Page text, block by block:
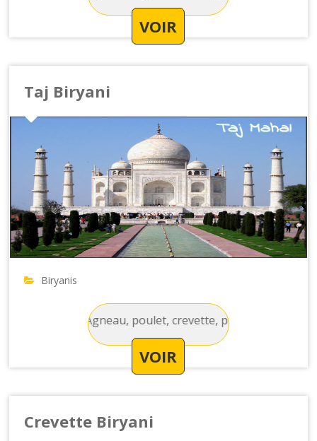
VOIR
Taj Biryani
Biryanis
- Agneau, poulet, crevette, poisson avec du riz, des
VOIR
Crevette Biryani